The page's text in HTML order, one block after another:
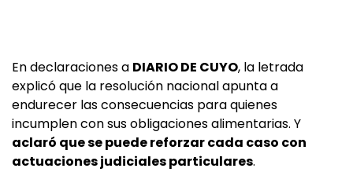
En declaraciones a DIARIO DE CUYO, la letrada
explicó que la resolución nacional apunta a
endurecer las consecuencias para quienes
incumplen con sus obligaciones alimentarias. Y
aclaró que se puede reforzar cada caso con
actuaciones judiciales particulares.